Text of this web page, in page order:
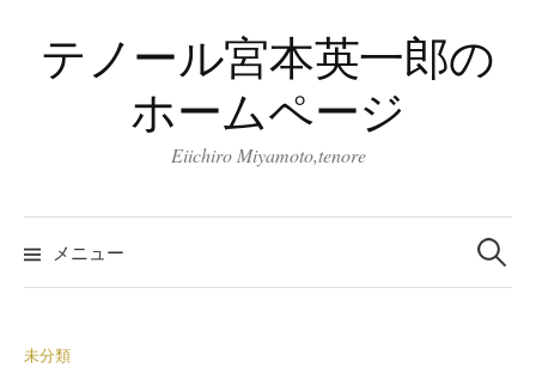
テノール宮本英一郎の
ホームページ
Eiichiro Miyamoto,tenore
メニュー
検
索:
未分類